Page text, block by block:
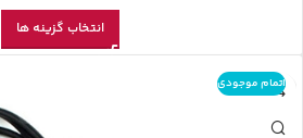
انتخاب گزینه ها
اتمام موجودی